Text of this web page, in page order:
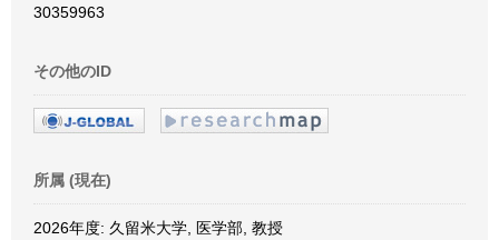
30359963
その他のID
所属 (現在)
2026年度: 久留米大学, 医学部, 教授